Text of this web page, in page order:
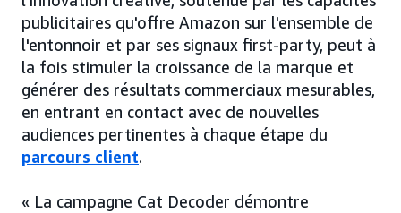
publicitaires qu'offre Amazon sur l'ensemble de
l'entonnoir et par ses signaux first-party, peut à
la fois stimuler la croissance de la marque et
générer des résultats commerciaux mesurables,
en entrant en contact avec de nouvelles
audiences pertinentes à chaque étape du
parcours client.
« La campagne Cat Decoder démontre